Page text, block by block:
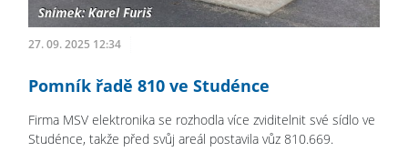
27. 09. 2025 12:34
Pomník řadě 810 ve Studénce
Firma MSV elektronika se rozhodla více zviditelnit své sídlo ve
Studénce, takže před svůj areál postavila vůz 810.669.